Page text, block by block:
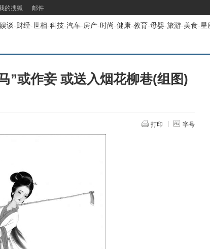
的搜狐 邮件
娱谈-财经-世相-科技-汽车-房产-时尚-健康-教育-母婴-旅游-美食-星
”或作妾 或送入烟花柳巷(组图)
打印 字号